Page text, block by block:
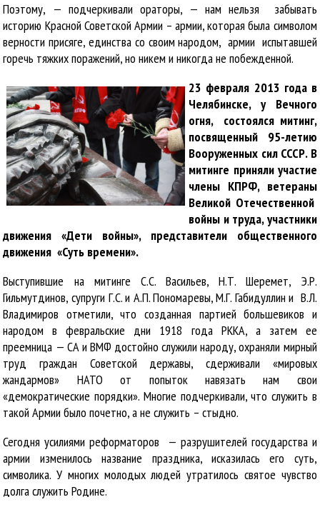
Поэтому, — подчеркивали ораторы, — нам нельзя забывать
историю Красной Советской Армии – армии, которая была символом
верности присяге, единства со своим народом, армии испытавшей
горечь тяжких поражений, но никем и никогда не побежденной.
23 февраля 2013 года в
Челябинске, у Вечного
огня, состоялся митинг,
посвященный 95-летию
Вооруженных сил СССР. В
митинге приняли участие
члены КПРФ, ветераны
Великой Отечественной
войны и труда, участники
движения «Дети войны», представители общественного
движения «Суть времени».
Выступившие на митинге С.С. Васильев, Н.Т. Шеремет, Э.Р.
Гильмутдинов, супруги Г.С. и А.П. Пономаревы, М.Г. Габидуллин и В.Л.
Владимиров отметили, что созданная партией большевиков и
народом в февральские дни 1918 года РККА, а затем ее
преемница — СА и ВМФ достойно служили народу, охраняли мирный
труд граждан Советской державы, сдерживали «мировых
жандармов» НАТО от попыток навязать нам свои
«демократические порядки». Многие подчеркивали, что служить в
такой Армии было почетно, а не служить – стыдно.
Сегодня усилиями реформаторов — разрушителей государства и
армии изменилось название праздника, исказилась его суть,
символика. У многих молодых людей утратилось святое чувство
долга служить Родине.